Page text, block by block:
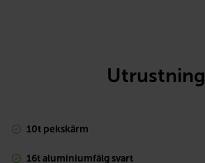
Utrustning
10t pekskärm
16t aluminiumfälg svart